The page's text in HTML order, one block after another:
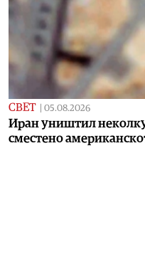
СВЕТ 05.08.2026
Иран уништил
сместено